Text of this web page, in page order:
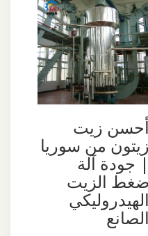
أحسن زيت
زيتون من سوريا
| جودة آلة
ضغط الزيت
الهيدروليكي
الصانع